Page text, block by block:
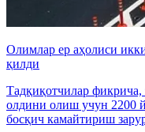
Олимлар ер аҳолиси
қилди
Тадқиқотчилар фикрича,
олдини олиш учун 2200
босқич камайтириш